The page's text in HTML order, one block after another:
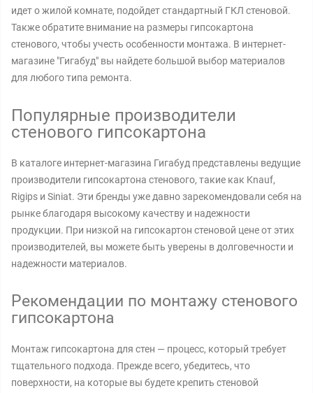
идет о жилой комнате, подойдет стандартный ГКЛ стеновой.
Также обратите внимание на размеры гипсокартона
стенового, чтобы учесть особенности монтажа. В интернет-
магазине "Гигабуд" вы найдете большой выбор материалов
для любого типа ремонта.
Популярные производители
стенового гипсокартона
В каталоге интернет-магазина Гигабуд представлены ведущие
производители гипсокартона стенового, такие как Knauf,
Rigips и Siniat. Эти бренды уже давно зарекомендовали себя на
рынке благодаря высокому качеству и надежности
продукции. При низкой на гипсокартон стеновой цене от этих
производителей, вы можете быть уверены в долговечности и
надежности материалов.
Рекомендации по монтажу стенового
гипсокартона
Монтаж гипсокартона для стен — процесс, который требует
тщательного подхода. Прежде всего, убедитесь, что
поверхности, на которые вы будете крепить стеновой